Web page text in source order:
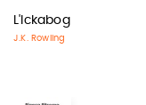
L'Ickabog
J.K. Rowling